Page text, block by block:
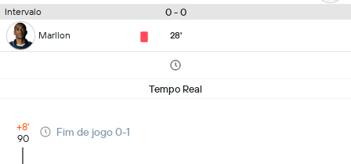
Intervalo 0 - 0
Marllon 28'
Tempo Real
+8'
90
Fim de jogo 0-1